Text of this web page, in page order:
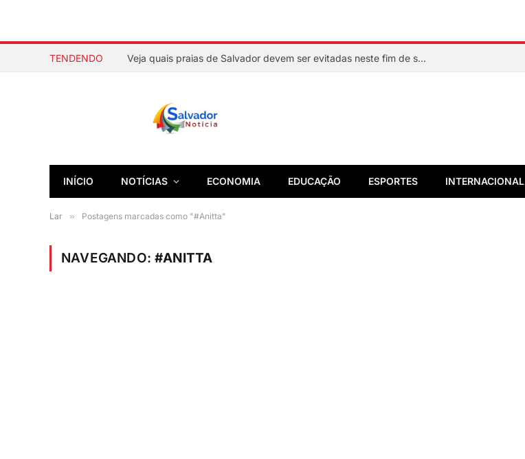
TENDENDO Veja quais praias de Salvador devem ser evitadas neste fim de semana
INÍCIO NOTÍCIAS ECONOMIA EDUCAÇÃO ESPORTES INTERNACIONAL
Lar » Postagens marcadas como "#Anitta"
NAVEGANDO:#ANITTA